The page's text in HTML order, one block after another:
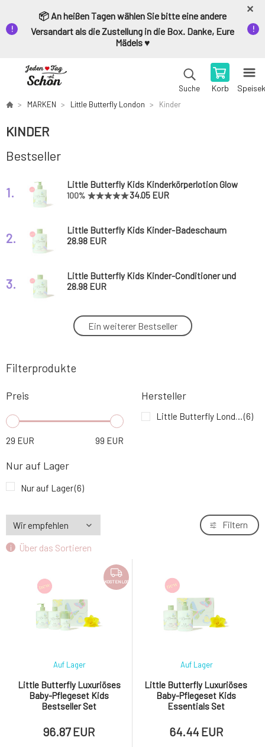
📦 An heißen Tagen wählen Sie bitte eine andere
Versandart als die Zustellung in die Box. Danke, Eure
Mädels ♥️
Suche Korb
MARKEN Little Butterfly London Kinder
KINDER
Bestseller
1.
Little Butterfly Kids Kinderkörperlotion Glow
and Grow 300 ml
100% 34.05 EUR
2.
Little Butterfly Kids Kinder-Badeschaum
Free to Foam 300 ml
28.98 EUR
3.
Little Butterfly Kids Kinder-Conditioner und
Shampoo Hair to Dream 300 ml
28.98 EUR
Little Butterfly Kids Kinder-Gesichtscreme
All Day Fun 50 ml
100% 34.05 EUR
5.
Little Butterfly Luxuriöses Baby-Pflegeset
6.
KOSTENLOS
Little Butterfly Luxuriöses Baby-Pflegeset
Kids Bestseller Set
96.87 EUR
Ein weiterer Bestseller
Filterprodukte
Preis
29 EUR 99 EUR
Hersteller
Little Butterfly London(6)
Nur auf Lager
Nur auf Lager(6)
Über das Sortieren
Filtern
KOSTENLOS
Little Butterfly Luxuriöses
Baby-Pflegeset Kids
Bestseller Set
Auf Lager
96.87 EUR
Little Butterfly Luxuriöses
Baby-Pflegeset Kids
Essentials Set
Auf Lager
64.44 EUR